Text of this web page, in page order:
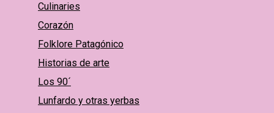
Culinaries
Corazón
Folklore Patagónico
Historias de arte
Los 90´
Lunfardo y otras yerbas